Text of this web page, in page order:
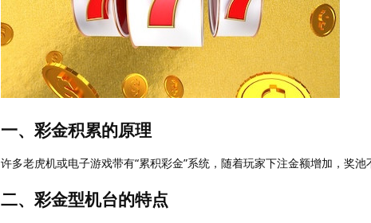
一、彩金积累的原理
许多老虎机或电子游戏带有“累积彩金”系统，随着玩家下注金额增加，奖池
二、彩金型机台的特点